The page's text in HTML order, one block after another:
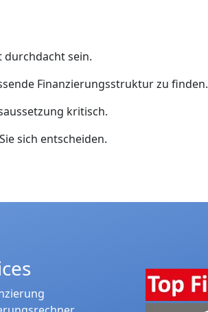
durchdacht sein.
Finanzierungsstruktur zu finden.
kritisch.
sich entscheiden.